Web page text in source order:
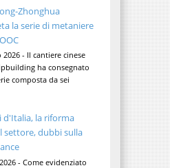
Zhonghua
la serie di metaniere
2026 - Il cantiere cinese
ha consegnato
composta da sei
d'Italia, la riforma
settore, dubbi sulla
- Come evidenziato